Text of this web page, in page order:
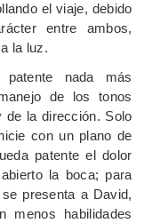
el viaje, debido
entre ambos,
la luz.
nada más
de los tonos
la dirección. Solo
con un plano de
patente el dolor
la boca; para
presenta a David,
menos habilidades